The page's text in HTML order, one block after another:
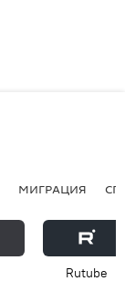
МИГРАЦИЯ
Rutube